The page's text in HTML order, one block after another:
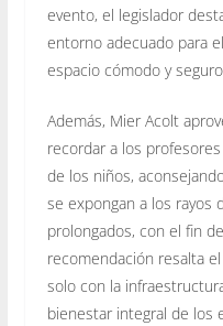
evento, el legislador
entorno adecuado para
espacio cómodo y
Además, Mier Acolt
recordar a los
de los niños,
se expongan a los rayos
prolongados, con el fin
recomendación resalta
solo con la
bienestar integral de los